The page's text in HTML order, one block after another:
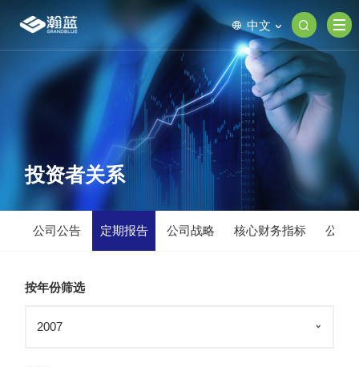
中文
投资者关系
公司公告 定期报告 公司战略 核心财务指标 公司
按年份筛选
2007